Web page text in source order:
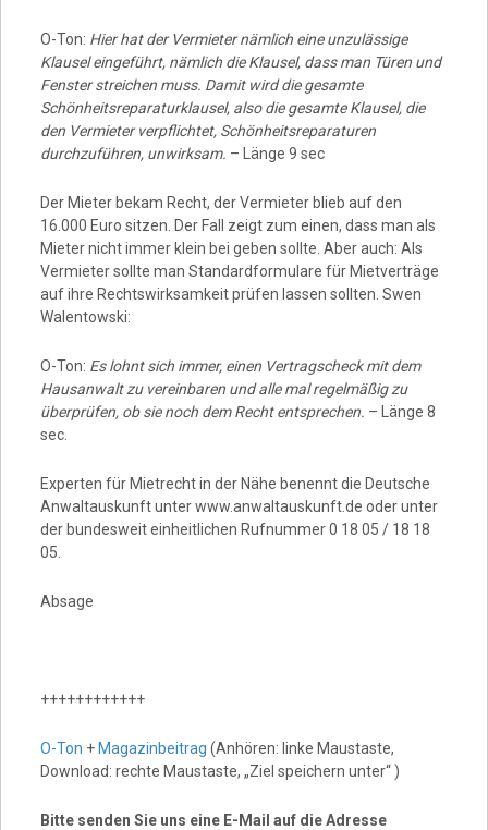
O-Ton: Hier hat der Vermieter nämlich eine unzulässige
Klausel eingeführt, nämlich die Klausel, dass man Türen und
Fenster streichen muss. Damit wird die gesamte
Schönheitsreparaturklausel, also die gesamte Klausel, die
den Vermieter verpflichtet, Schönheitsreparaturen
durchzuführen, unwirksam. – Länge 9 sec
Der Mieter bekam Recht, der Vermieter blieb auf den
16.000 Euro sitzen. Der Fall zeigt zum einen, dass man als
Mieter nicht immer klein bei geben sollte. Aber auch: Als
Vermieter sollte man Standardformulare für Mietverträge
auf ihre Rechtswirksamkeit prüfen lassen sollten. Swen
Walentowski:
O-Ton: Es lohnt sich immer, einen Vertragscheck mit dem
Hausanwalt zu vereinbaren und alle mal regelmäßig zu
überprüfen, ob sie noch dem Recht entsprechen. – Länge 8
sec.
Experten für Mietrecht in der Nähe benennt die Deutsche
Anwaltauskunft unter www.anwaltauskunft.de oder unter
der bundesweit einheitlichen Rufnummer 0 18 05 / 18 18
05.
Absage
++++++++++++
O-Ton + Magazinbeitrag (Anhören: linke Maustaste,
Download: rechte Maustaste, „Ziel speichern unter“ )
Bitte senden Sie uns eine E-Mail auf die Adresse